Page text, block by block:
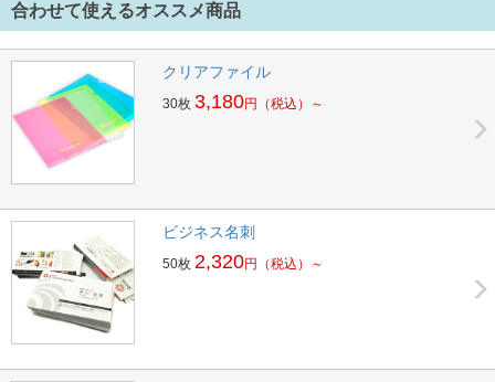
合わせて使えるオススメ商品
クリアファイル
30枚 3,180円 （税込）～
ビジネス名刺
50枚 2,320円 （税込）～